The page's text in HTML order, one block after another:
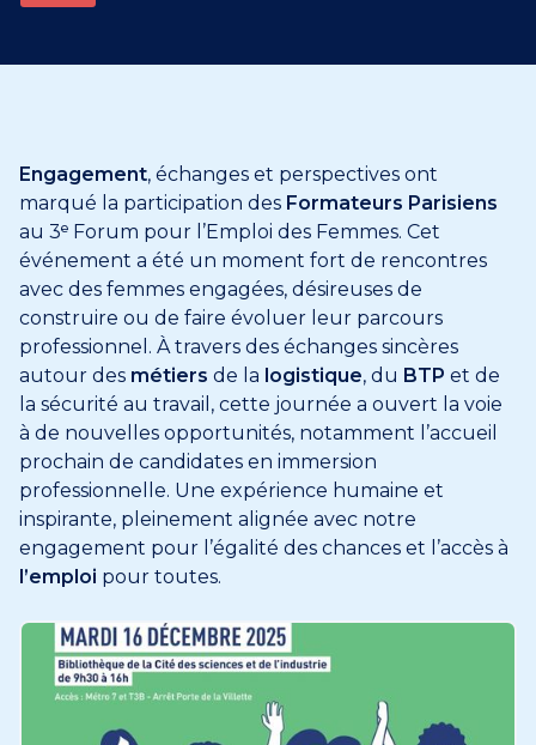
Engagement, échanges et perspectives ont
marqué la participation des Formateurs Parisiens
au 3ᵉ Forum pour l’Emploi des Femmes. Cet
événement a été un moment fort de rencontres
avec des femmes engagées, désireuses de
construire ou de faire évoluer leur parcours
professionnel. À travers des échanges sincères
autour des métiers de la logistique, du BTP et de
la sécurité au travail, cette journée a ouvert la voie
à de nouvelles opportunités, notamment l’accueil
prochain de candidates en immersion
professionnelle. Une expérience humaine et
inspirante, pleinement alignée avec notre
engagement pour l’égalité des chances et l’accès à
l’emploi pour toutes.